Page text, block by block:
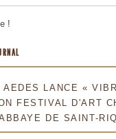
!
LANCE «
FESTIVAL D'ART
DE SAINT-